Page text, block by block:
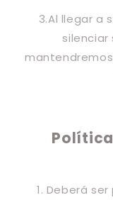
3.Al llegar a
silenciar
1. Deberá